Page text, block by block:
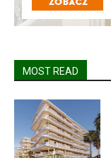
MOST READ